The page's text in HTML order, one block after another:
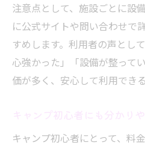
注意点として、施設ごとに設
に公式サイトや問い合わせで
すめします。利用者の声とし
心強かった」「設備が整って
価が多く、安心して利用でき
キャンプ初心者にとって、料